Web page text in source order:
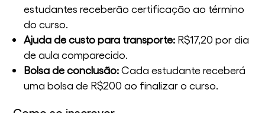
estudantes receberão certificação ao término
do curso.
Ajuda de custo para transporte: R$17,20 por dia
de aula comparecido.
Bolsa de conclusão:Cada estudante receberá
uma bolsa de R$200 ao finalizar o curso.